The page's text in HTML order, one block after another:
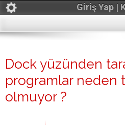
Giriş Yap |
Dock yüzünden
programlar neden
olmuyor ?